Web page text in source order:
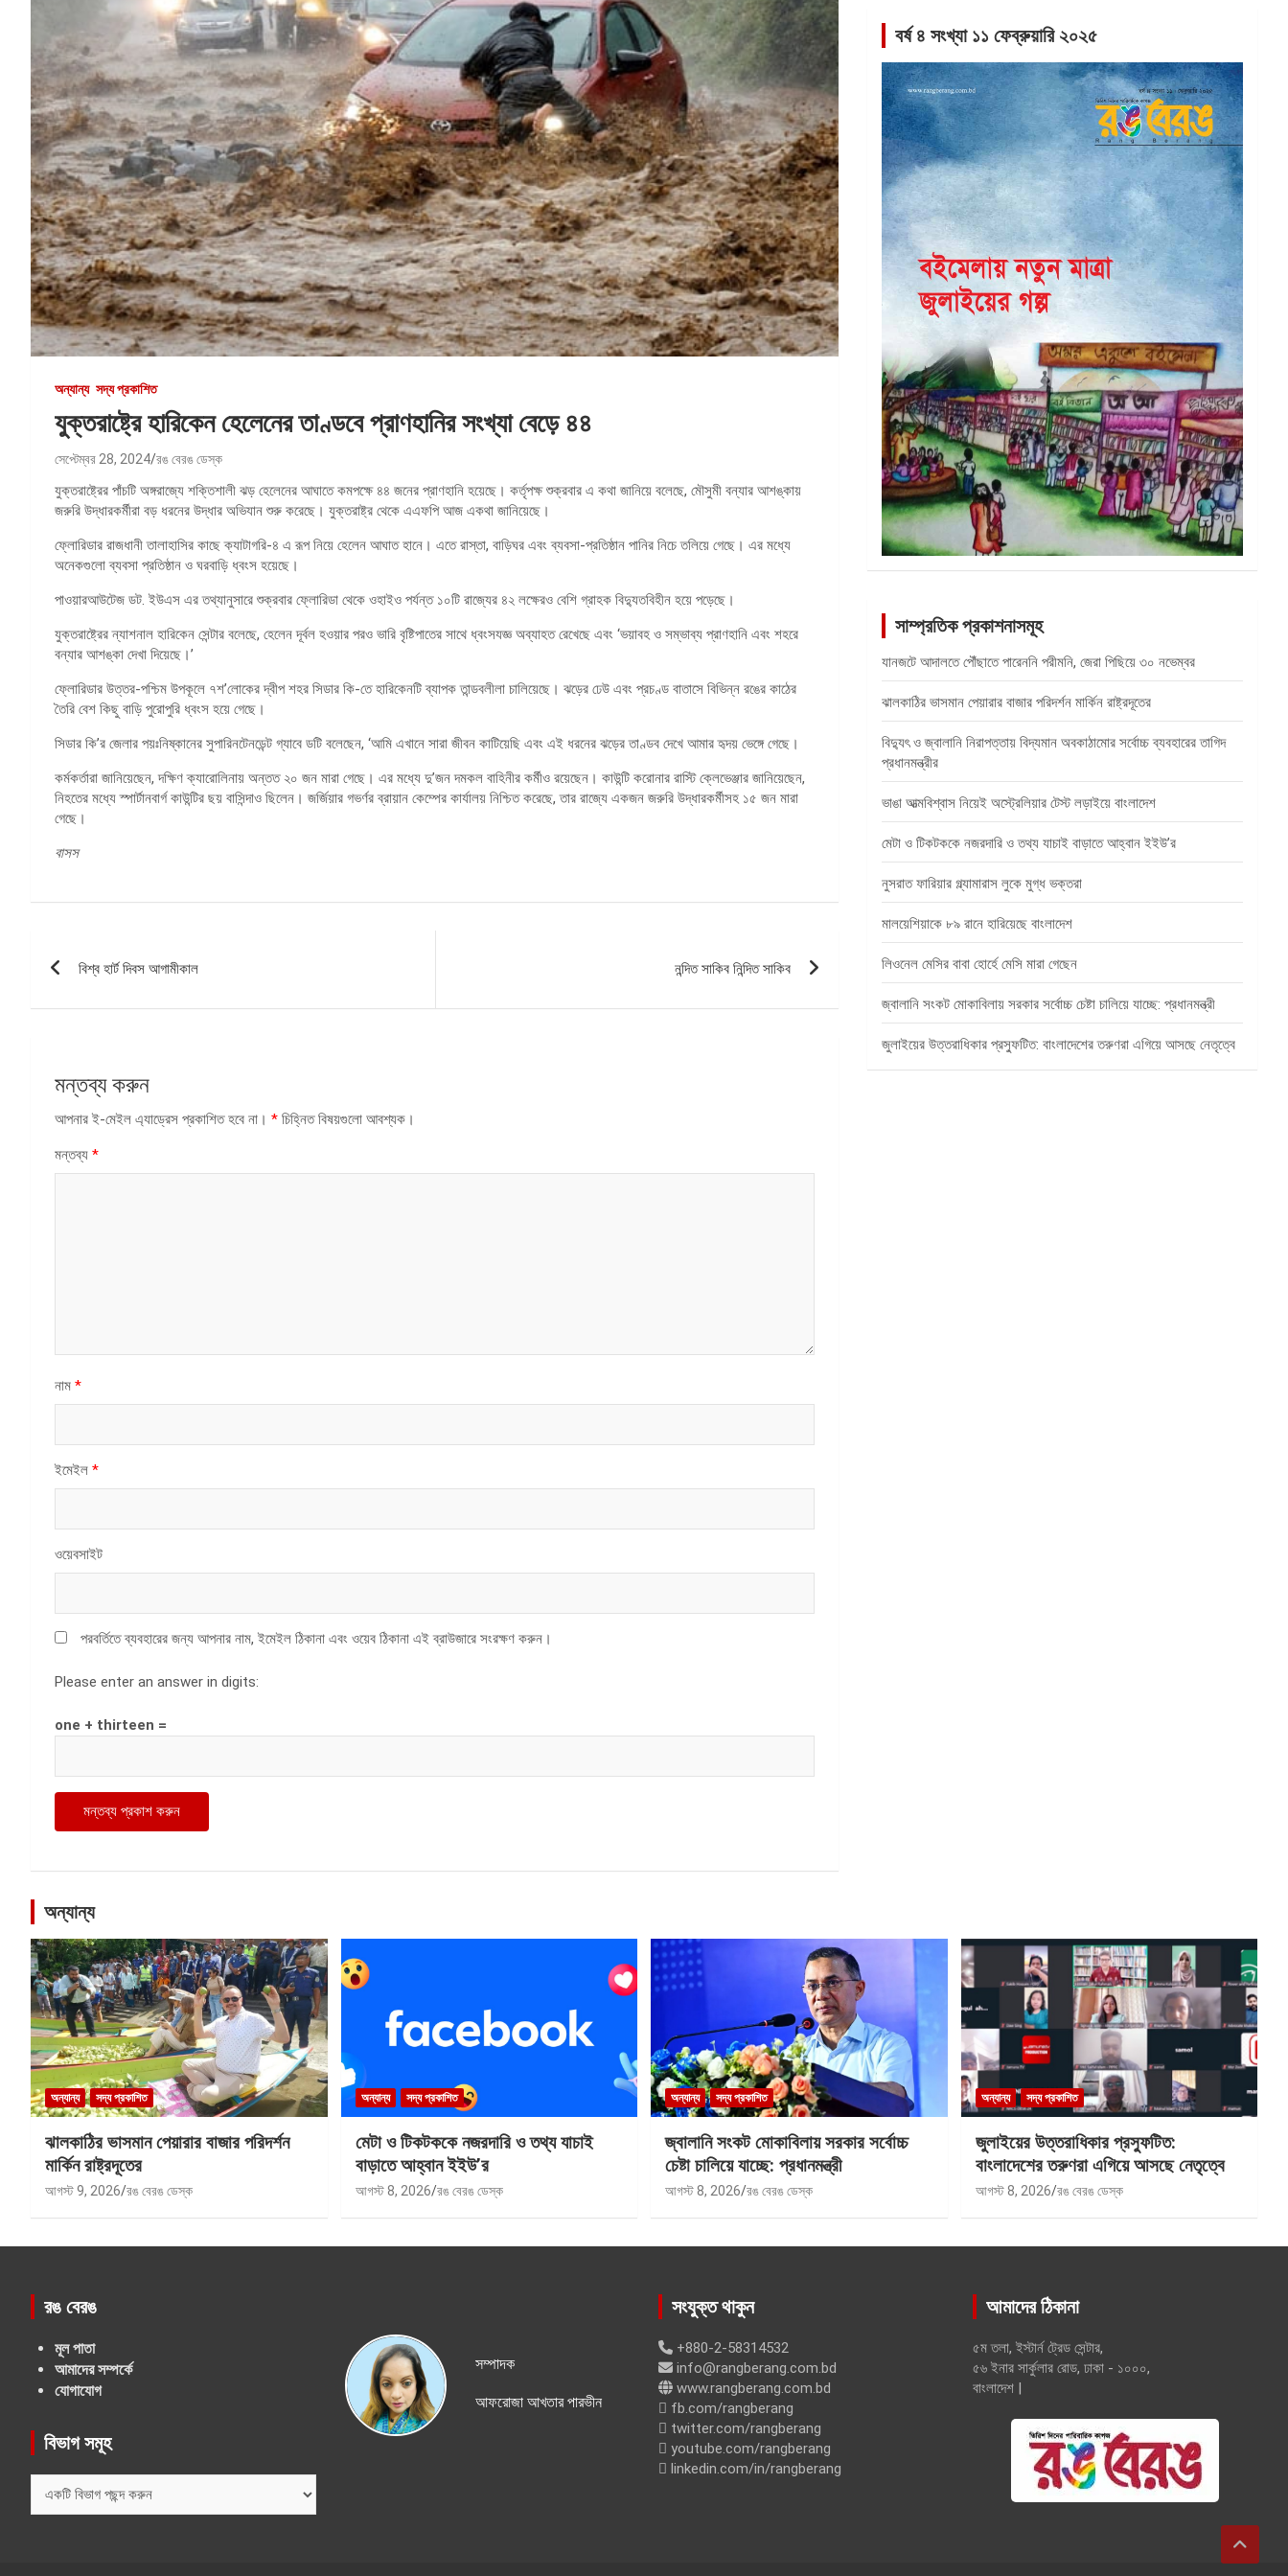
অন্যান্য সদ্য প্রকাশিত
যুক্তরাষ্ট্রে হারিকেন হেলেনের তাণ্ডবে প্রাণহানির সংখ্যা বেড়ে ৪৪
সেপ্টেম্বর 28, 2024 রঙ বেরঙ ডেস্ক
যুক্তরাষ্ট্রের পাঁচটি অঙ্গরাজ্যে শক্তিশালী ঝড় হেলেনের আঘাতে কমপক্ষে ৪৪ জনের প্রাণহানি হয়েছে। কর্তৃপক্ষ শুক্রবার এ কথা জানিয়ে বলেছে, মৌসুমী বন্যার আশঙ্কায়
জরুরি উদ্ধারকর্মীরা বড় ধরনের উদ্ধার অভিযান শুরু করেছে। যুক্তরাষ্ট্র থেকে এএফপি আজ একথা জানিয়েছে।
ফ্লোরিডার রাজধানী তালাহাসির কাছে ক্যাটাগরি-৪ এ রূপ নিয়ে হেলেন আঘাত হানে। এতে রাস্তা, বাড়িঘর এবং ব্যবসা-প্রতিষ্ঠান পানির নিচে তলিয়ে গেছে। এর মধ্যে
অনেকগুলো ব্যবসা প্রতিষ্ঠান ও ঘরবাড়ি ধ্বংস হয়েছে।
পাওয়ারআউটেজ ডট. ইউএস এর তথ্যানুসারে শুক্রবার ফ্লোরিডা থেকে ওহাইও পর্যন্ত ১০টি রাজ্যের ৪২ লক্ষেরও বেশি গ্রাহক বিদ্যুতবিহীন হয়ে পড়েছে।
যুক্তরাষ্ট্রের ন্যাশনাল হারিকেন সেন্টার বলেছে, হেলেন দূর্বল হওয়ার পরও ভারি বৃষ্টিপাতের সাথে ধ্বংসযজ্ঞ অব্যাহত রেখেছে এবং ‘ভয়াবহ ও সম্ভাব্য প্রাণহানি এবং শহরে
বন্যার আশঙ্কা দেখা দিয়েছে।’
ফ্লোরিডার উত্তর-পশ্চিম উপকূলে ৭শ’লোকের দ্বীপ শহর সিডার কি-তে হারিকেনটি ব্যাপক তান্ডবলীলা চালিয়েছে। ঝড়ের ঢেউ এবং প্রচণ্ড বাতাসে বিভিন্ন রঙের কাঠের
তৈরি বেশ কিছু বাড়ি পুরোপুরি ধ্বংস হয়ে গেছে।
সিডার কি’র জেলার পয়ঃনিষ্কানের সুপারিনটেনডেন্ট গ্যাবে ডটি বলেছেন, ‘আমি এখানে সারা জীবন কাটিয়েছি এবং এই ধরনের ঝড়ের তাণ্ডব দেখে আমার হৃদয় ভেঙ্গে গেছে।
কর্মকর্তারা জানিয়েছেন, দক্ষিণ ক্যারোলিনায় অন্তত ২০ জন মারা গেছে। এর মধ্যে দু’জন দমকল বাহিনীর কর্মীও রয়েছেন। কাউন্টি করোনার রাস্টি ক্লেভেঞ্জার জানিয়েছেন,
নিহতের মধ্যে স্পার্টানবার্গ কাউন্টির ছয় বাসিন্দাও ছিলেন। জর্জিয়ার গভর্ণর ব্রায়ান কেম্পের কার্যালয় নিশ্চিত করেছে, তার রাজ্যে একজন জরুরি উদ্ধারকর্মীসহ ১৫ জন মারা
গেছে।
বাসস
ন্যাভিগেশন
বিশ্ব হার্ট দিবস আগামীকাল নন্দিত সাকিব নিন্দিত সাকিব
মন্তব্য করুন
আপনার ই-মেইল এ্যাড্রেস প্রকাশিত হবে না। * চিহ্নিত বিষয়গুলো আবশ্যক।
মন্তব্য *
নাম *
ইমেইল *
ওয়েবসাইট
পরবর্তিতে ব্যবহারের জন্য আপনার নাম, ইমেইল ঠিকানা এবং ওয়েব ঠিকানা এই ব্রাউজারে সংরক্ষণ করুন।
Please enter an answer in digits:
one + thirteen =
বর্ষ ৪ সংখ্যা ১১ ফেব্রুয়ারি ২০২৫
সাম্প্রতিক প্রকাশনাসমূহ
যানজটে আদালতে পৌঁছাতে পারেননি পরীমনি, জেরা পিছিয়ে ৩০ নভেম্বর
ঝালকাঠির ভাসমান পেয়ারার বাজার পরিদর্শন মার্কিন রাষ্ট্রদূতের
বিদ্যুৎ ও জ্বালানি নিরাপত্তায় বিদ্যমান অবকাঠামোর সর্বোচ্চ ব্যবহারের তাগিদ
প্রধানমন্ত্রীর
ভাঙা আত্মবিশ্বাস নিয়েই অস্ট্রেলিয়ার টেস্ট লড়াইয়ে বাংলাদেশ
মেটা ও টিকটককে নজরদারি ও তথ্য যাচাই বাড়াতে আহ্বান ইইউ’র
নুসরাত ফারিয়ার গ্ল্যামারাস লুকে মুগ্ধ ভক্তরা
মালয়েশিয়াকে ৮৯ রানে হারিয়েছে বাংলাদেশ
লিওনেল মেসির বাবা হোর্হে মেসি মারা গেছেন
জ্বালানি সংকট মোকাবিলায় সরকার সর্বোচ্চ চেষ্টা চালিয়ে যাচ্ছে: প্রধানমন্ত্রী
জুলাইয়ের উত্তরাধিকার প্রস্ফুটিত: বাংলাদেশের তরুণরা এগিয়ে আসছে নেতৃত্বে
অন্যান্য
অন্যান্য সদ্য প্রকাশিত
ঝালকাঠির ভাসমান পেয়ারার বাজার পরিদর্শন
মার্কিন রাষ্ট্রদূতের
আগস্ট 9, 2026 রঙ বেরঙ ডেস্ক
অন্যান্য সদ্য প্রকাশিত
মেটা ও টিকটককে নজরদারি ও তথ্য যাচাই
বাড়াতে আহ্বান ইইউ’র
আগস্ট 8, 2026 রঙ বেরঙ ডেস্ক
অন্যান্য সদ্য প্রকাশিত
জ্বালানি সংকট মোকাবিলায় সরকার সর্বোচ্চ
চেষ্টা চালিয়ে যাচ্ছে: প্রধানমন্ত্রী
আগস্ট 8, 2026 রঙ বেরঙ ডেস্ক
অন্যান্য সদ্য প্রকাশিত
জুলাইয়ের উত্তরাধিকার প্রস্ফুটিত:
বাংলাদেশের তরুণরা এগিয়ে আসছে নেতৃত্বে
আগস্ট 8, 2026 রঙ বেরঙ ডেস্ক
রঙ বেরঙ
মূল পাতা
আমাদের সম্পর্কে
যোগাযোগ
বিভাগ সমূহ
সমূহ
সম্পাদক
আফরোজা আখতার পারভীন
সংযুক্ত থাকুন
+880-2-58314532
info@rangberang.com.bd
www.rangberang.com.bd
fb.com/rangberang
twitter.com/rangberang
youtube.com/rangberang
linkedin.com/in/rangberang
আমাদের ঠিকানা
৫ম তলা, ইস্টার্ন ট্রেড সেন্টার,
৫৬ ইনার সার্কুলার রোড, ঢাকা - ১০০০,
বাংলাদেশ |